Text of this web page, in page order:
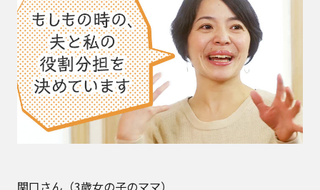
関口さん（3歳女の子のママ）